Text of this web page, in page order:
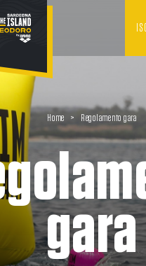
Home > Regolamento gara
gara